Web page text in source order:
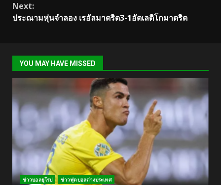
Next:
ประณามหุ่นจำลอง เรอัลมาดริด3-1อัตเลติโกมาดริด
YOU MAY HAVE MISSED
ข่าวบอลยุโรป ข่าวฟุตบอลต่างประเทศ